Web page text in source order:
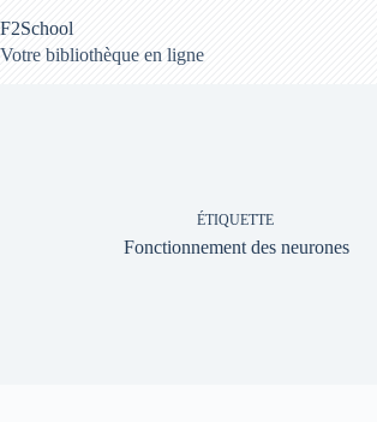
au
contenu
F2School
Votre bibliothèque en ligne
ÉTIQUETTE
Fonctionnement des neurones